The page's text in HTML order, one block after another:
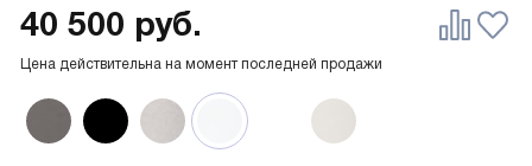
Цена действительна на момент последней продажи
40 500 руб.